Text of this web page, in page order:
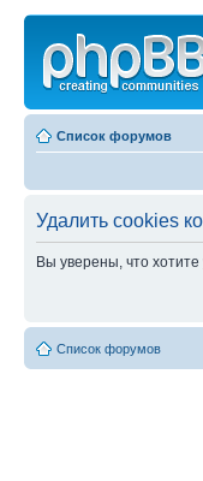
Список форумов
Удалить cookies
Вы уверены, что
Список форумов